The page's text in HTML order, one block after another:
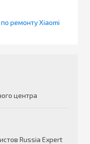
ремонту Xiaomi
центра
Russia Expert